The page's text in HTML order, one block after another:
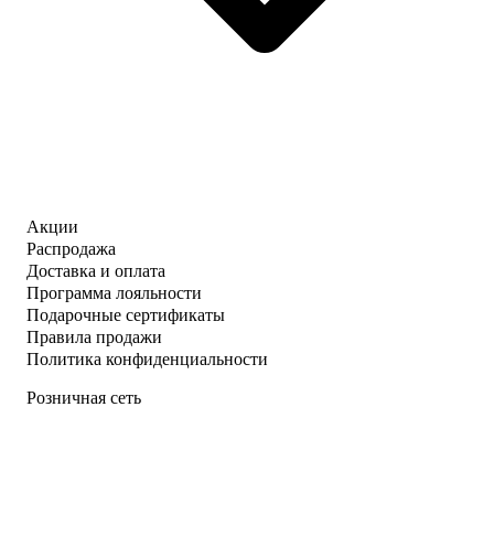
Акции
Распродажа
Доставка и оплата
Программа лояльности
Подарочные сертификаты
Правила продажи
Политика конфиденциальности
Розничная сеть